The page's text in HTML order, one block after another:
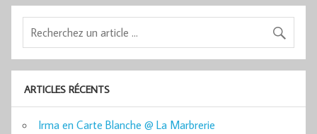
ARTICLES RÉCENTS
Irma en Carte Blanche @ La Marbrerie